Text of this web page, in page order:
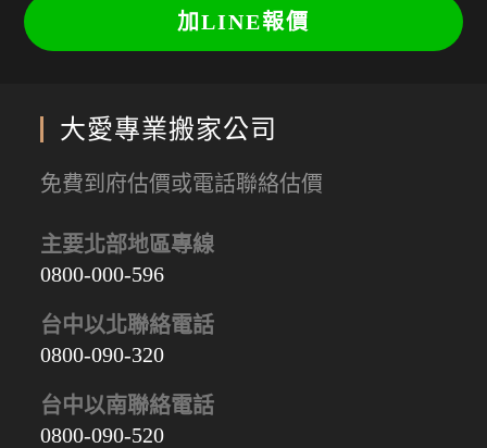
加LINE報價
大愛專業搬家公司
免費到府估價或電話聯絡估價
主要北部地區專線
0800-000-596
台中以北聯絡電話
0800-090-320
台中以南聯絡電話
0800-090-520